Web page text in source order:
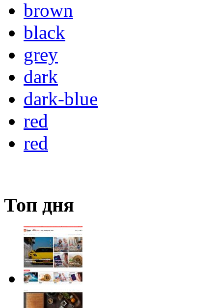
brown
black
grey
dark
dark-blue
red
red
Топ дня